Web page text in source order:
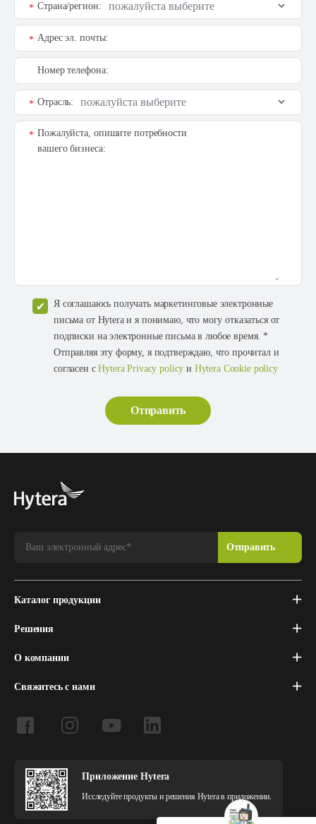
Страна/регион:
*
Адрес эл. почты:
*
Номер телефона:
Отрасль:
*
Пожалуйста, опишите потребности
вашего бизнеса:
*
Я соглашаюсь получать маркетинговые электронные
письма от Hytera и я понимаю, что могу отказаться от
подписки на электронные письма в любое время. *
Отправляя эту форму, я подтверждаю, что прочитал и
согласен сHytera Privacy policy и Hytera Cookie policy
Каталог продукции
Решения
О компании
Свяжитесь с нами
Приложение Hytera
Исследуйте продукты и решения Hytera в приложении.